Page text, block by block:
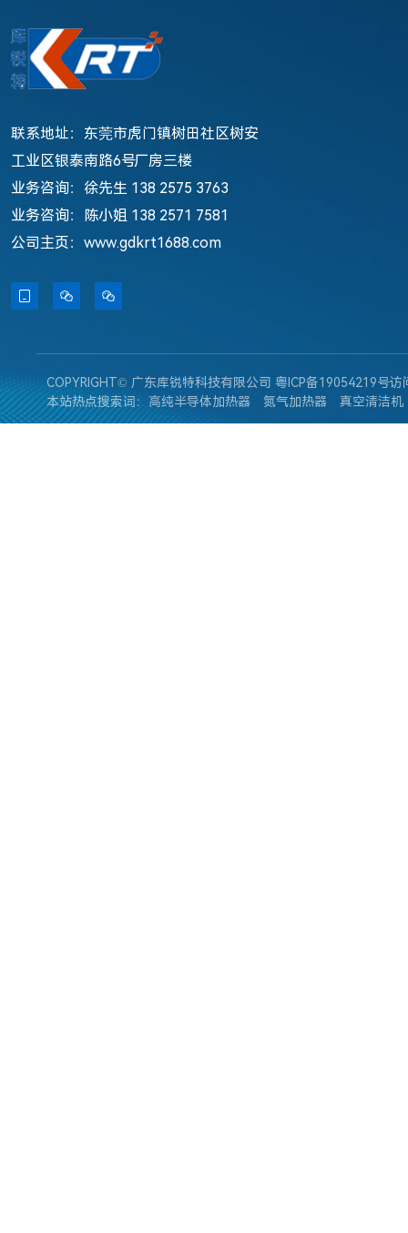
联系地址：东莞市虎门镇树田社区树安
工业区银泰南路6号厂房三楼
业务咨询：徐先生 138 2575 3763
业务咨询：陈小姐 138 2571 7581
公司主页：www.gdkrt1688.com
  
COPYRIGHT© 广东库锐特科技有限公司粤ICP备19054219号访
本站热点搜索词： 高纯半导体加热器 氮气加热器 真空清洁机